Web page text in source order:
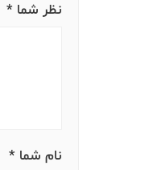
نظر شما *
نام شما *